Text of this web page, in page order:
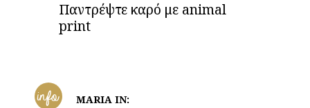
Παντρέψτε καρό με animal
print
info
MARIA IN: